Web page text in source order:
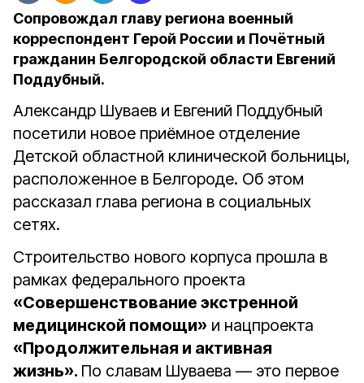
Сопровождал главу региона военный
корреспондент Герой России и Почётный
гражданин Белгородской области Евгений
Поддубный.
Александр Шуваев и Евгений Поддубный
посетили новое приёмное отделение
Детской областной клинической больницы,
расположенное в Белгороде. Об этом
рассказал глава региона в социальных
сетях.
Строительство нового корпуса прошла в
рамках федерального проекта
«Совершенствование экстренной
медицинской помощи» и нацпроекта
«Продолжительная и активная
жизнь». По славам Шуваева — это первое